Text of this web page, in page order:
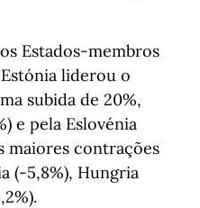
Estados‑membros
liderou o
subida de 20%,
e pela Eslovénia
maiores contrações
(-5,8%), Hungria